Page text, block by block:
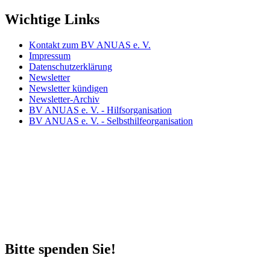
Wichtige Links
Kontakt zum BV ANUAS e. V.
Impressum
Datenschutzerklärung
Newsletter
Newsletter kündigen
Newsletter-Archiv
BV ANUAS e. V. - Hilfsorganisation
BV ANUAS e. V. - Selbsthilfeorganisation
Bitte spenden Sie!